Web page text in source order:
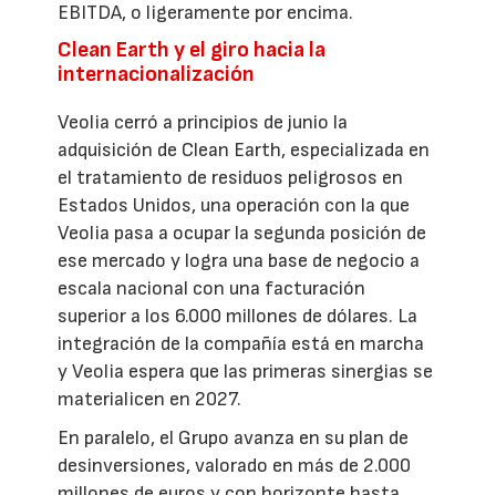
EBITDA, o ligeramente por encima.
Clean Earth y el giro hacia la
internacionalización
Veolia cerró a principios de junio la
adquisición de Clean Earth, especializada en
el tratamiento de residuos peligrosos en
Estados Unidos, una operación con la que
Veolia pasa a ocupar la segunda posición de
ese mercado y logra una base de negocio a
escala nacional con una facturación
superior a los 6.000 millones de dólares. La
integración de la compañía está en marcha
y Veolia espera que las primeras sinergias se
materialicen en 2027.
En paralelo, el Grupo avanza en su plan de
desinversiones, valorado en más de 2.000